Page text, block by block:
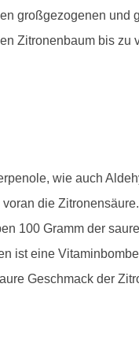
großgezogenen und
Zitronenbaum bis zu
wie auch
die
100 Gramm der
ist eine
Geschmack der